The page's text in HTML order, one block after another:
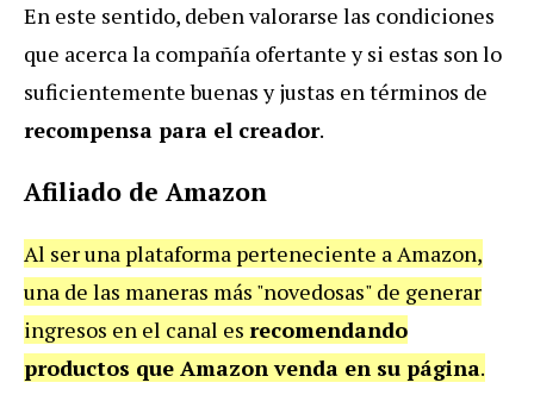
En este sentido, deben valorarse las condiciones
que acerca la compañía ofertante y si estas son lo
suficientemente buenas y justas en términos de
recompensa para el creador.
Afiliado de Amazon
Al ser una plataforma perteneciente a Amazon,
una de las maneras más "novedosas" de generar
ingresos en el canal es recomendando
productos que Amazon venda en su página.